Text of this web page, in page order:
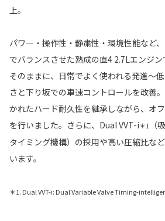
上。
パワー・操作性・静粛性・環境性能など
でバランスさせた熟成の直4 2.7Lエンジ
そのままに、日常でよく使われる発進〜
さと下り坂での車速コントロールを改善
かれたハード耐久性を継承しながら、オ
を行いました。さらに、Dual VVT-i＊1
（
タイミング機構）の採用や高い圧縮比な
います。
＊1. Dual VVT-i: Dual Variable Valve Timing-